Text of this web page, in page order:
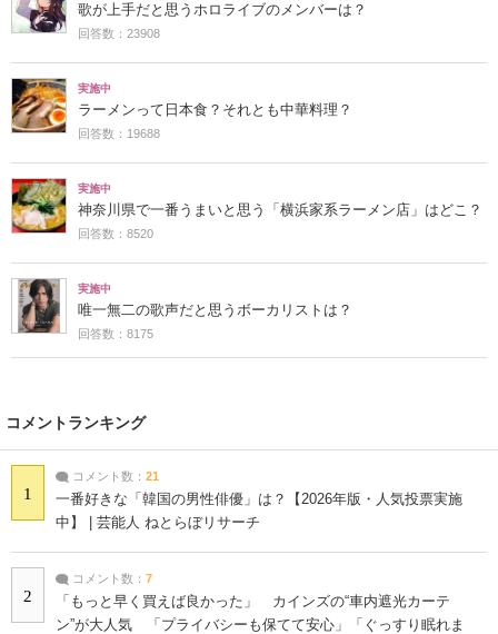
歌が上手だと思うホロライブのメンバーは？
回答数：23908
実施中
ラーメンって日本食？それとも中華料理？
回答数：19688
実施中
神奈川県で一番うまいと思う「横浜家系ラーメン店」はどこ？
回答数：8520
実施中
唯一無二の歌声だと思うボーカリストは？
回答数：8175
コメントランキング
1
コメント数： 21
一番好きな「韓国の男性俳優」は？【2026年版・人気投票実施
中】 | 芸能人 ねとらぼリサーチ
2
コメント数： 7
「もっと早く買えば良かった」 カインズの“車内遮光カーテ
ン”が大人気 「プライバシーも保てて安心」「ぐっすり眠れま